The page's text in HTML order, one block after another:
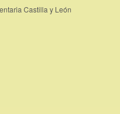
Castilla y León